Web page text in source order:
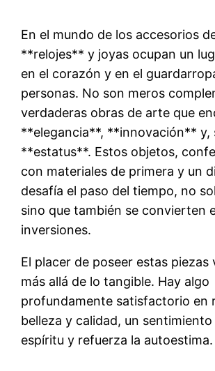
En el mundo de los accesorios
**relojes** y joyas ocupan un
en el corazón y en el
personas. No son meros
verdaderas obras de arte que
**elegancia**, **innovación** y,
**estatus**. Estos objetos,
con materiales de primera y un
desafía el paso del tiempo, no
sino que también se convierten
inversiones.
El placer de poseer estas piezas
más allá de lo tangible. Hay algo
profundamente satisfactorio en
belleza y calidad, un sentimiento
espíritu y refuerza la autoestima.